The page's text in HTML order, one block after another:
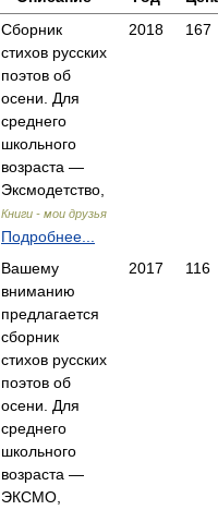
Сборник
стихов русских
поэтов об
осени. Для
среднего
школьного
возраста —
Эксмодетство,
Книги - мои друзья
Подробнее...
2018 167
Вашему
вниманию
предлагается
сборник
стихов русских
поэтов об
осени. Для
среднего
школьного
возраста —
ЭКСМО,
2017 116